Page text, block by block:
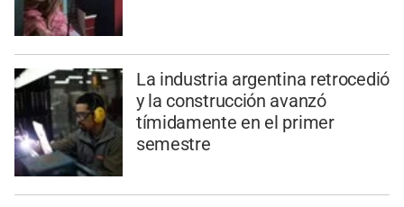
La industria argentina retrocedió
y la construcción avanzó
tímidamente en el primer
semestre